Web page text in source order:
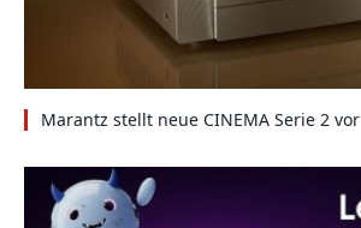
Marantz stellt neue CINEMA Serie 2 vor